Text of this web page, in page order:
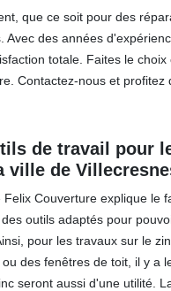
que ce soit pour des
Avec des années
totale. Faites le
Contactez-nous et
de travail pour
ville de
Felix Couverture explique le
outils adaptés pour
pour les travaux sur le
des fenêtres de toit, il y a
seront aussi d'une utilité.